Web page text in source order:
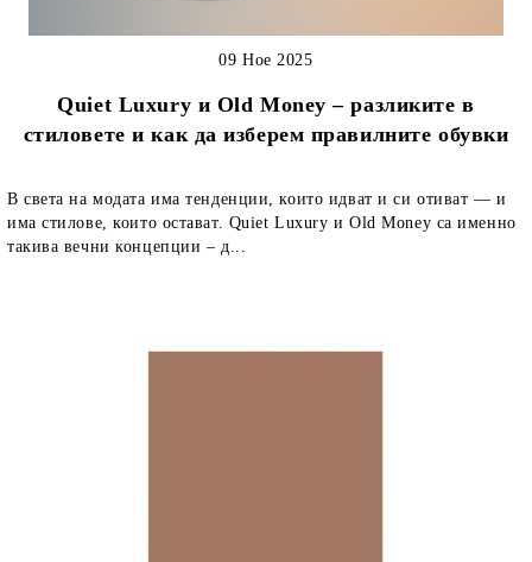
Quiet Luxury и Old Money – разликите в
стиловете и как да изберем правилните обувки
09 Ное 2025
В света на модата има тенденции, които идват и си отиват — и
има стилове, които остават. Quiet Luxury и Old Money са именно
такива вечни концепции – д...